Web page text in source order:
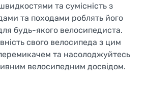
та сумісність з
та походами роблять його
будь-якого велосипедиста.
свого велосипеда з цим
та насолоджуйтесь
велосипедним досвідом.